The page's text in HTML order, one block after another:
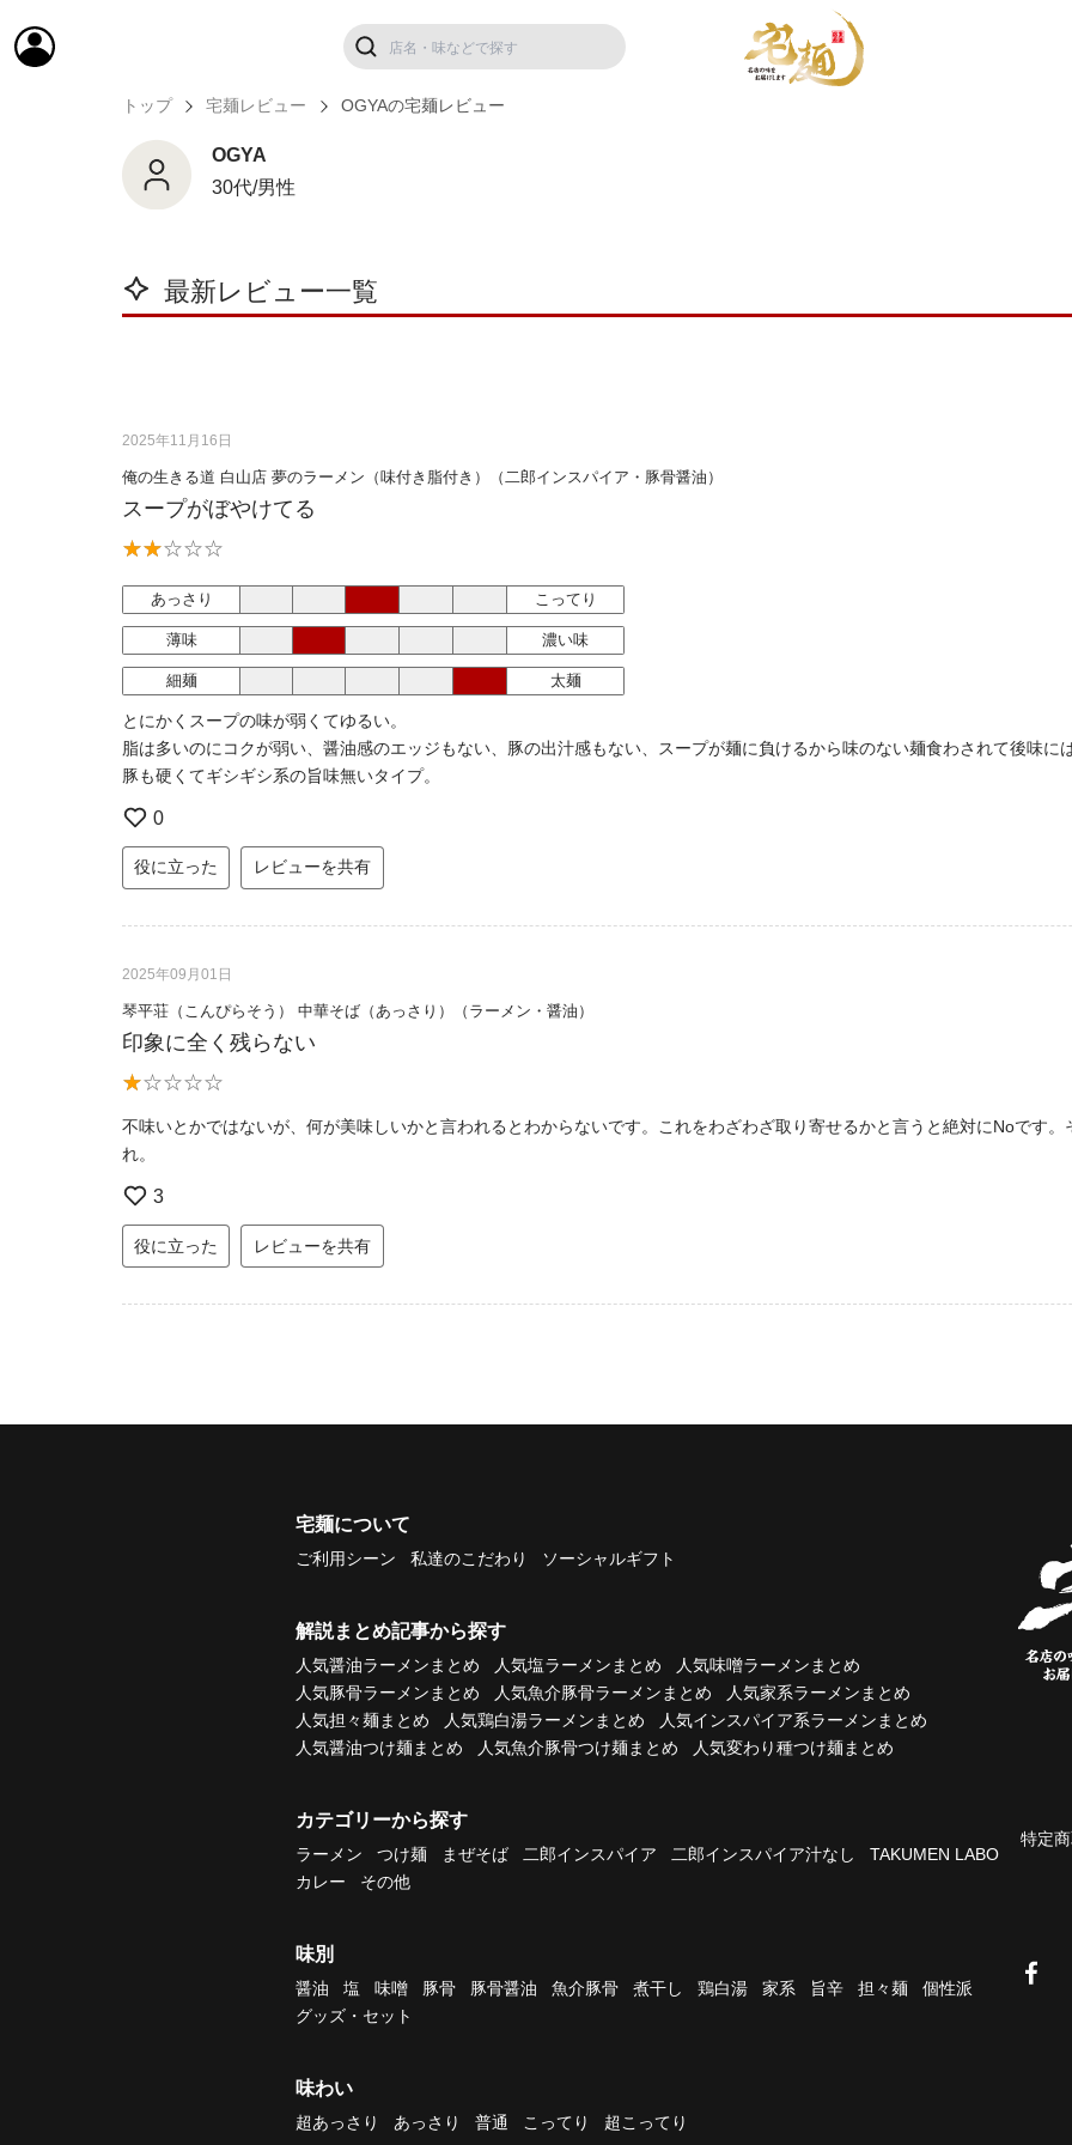
トップ 宅麺レビュー OGYAの宅麺レビュー
OGYA
30代/男性
最新レビュー一覧
2025年11月16日
俺の生きる道 白山店 夢のラーメン（味付き脂付き）（二郎インスパイア・豚骨醤油）
スープがぼやけてる
あっさり こってり
薄味 濃い味
細麺 太麺
とにかくスープの味が弱くてゆるい。
脂は多いのにコクが弱い、醤油感のエッジもない、豚の出汁感もない、スープが麺に負けるから味のない麺食わされて後味に
豚も硬くてギシギシ系の旨味無いタイプ。
0
役に立った レビューを共有
2025年09月01日
琴平荘（こんぴらそう） 中華そば（あっさり）（ラーメン・醤油）
印象に全く残らない
不味いとかではないが、何が美味しいかと言われるとわからないです。これをわざわざ取り寄せるかと言うと絶対にNoです
れ。
3
役に立った レビューを共有
宅麺について
ご利用シーン 私達のこだわり ソーシャルギフト
解説まとめ記事から探す
人気醤油ラーメンまとめ 人気塩ラーメンまとめ
人気味噌ラーメンまとめ
人気豚骨ラーメンまとめ
人気魚介豚骨ラーメンまとめ
人気家系ラーメンまとめ
人気担々麺まとめ
人気鶏白湯ラーメンまとめ
人気インスパイア系ラーメンまとめ
人気醤油つけ麺まとめ
人気魚介豚骨つけ麺まとめ 人気変わり種つけ麺まとめ
カテゴリーから探す
ラーメン つけ麺 まぜそば 二郎インスパイア 二郎インスパイア汁なし
TAKUMEN LABO
カレー
その他
味別
醤油 塩 味噌 豚骨 豚骨醤油 魚介豚骨 煮干し 鶏白湯 家系 旨辛 担々麺
個性派
グッズ・セット
味わい
超あっさり あっさり 普通 こってり 超こってり
特定